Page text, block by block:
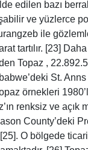
edilen bazı
ve yüzlerce
ile
tartılır. [23]
Topaz ,
St.
örnekleri
renksiz ve açık
County’deki
O bölgede